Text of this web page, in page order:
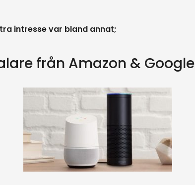
intresse var bland annat;
från Amazon & Google